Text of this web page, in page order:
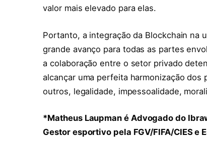
valor mais elevado para elas.
Portanto, a integração da Blockchain na
grande avanço para todas as partes
a colaboração entre o setor privado
alcançar uma perfeita harmonização
outros, legalidade, impessoalidade,
*Matheus Laupman é Advogado do
Gestor esportivo pela FGV/FIFA/CIES